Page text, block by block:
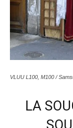
VLUU L100, M100 /
LA